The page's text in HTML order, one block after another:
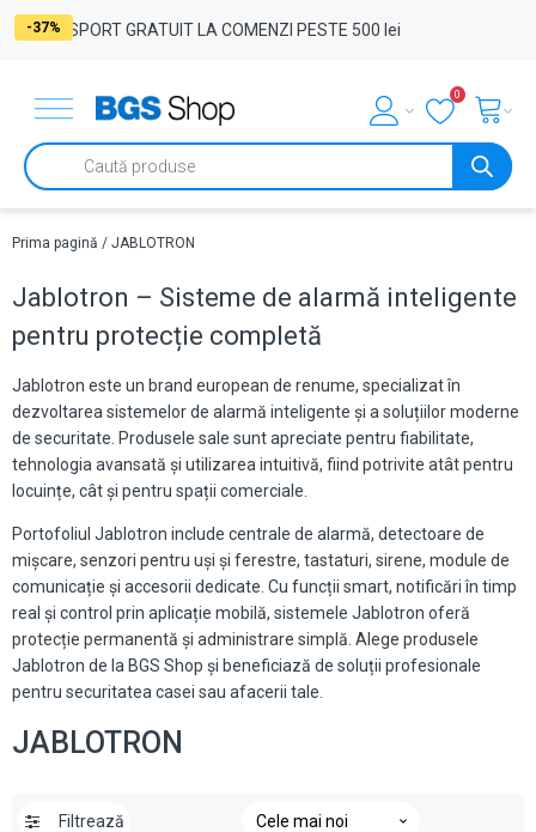
TRANSPORT GRATUIT LA COMENZI PESTE 500 lei
0
Products
search
Prima pagină / JABLOTRON
Jablotron – Sisteme de alarmă inteligente
pentru protecție completă
Jablotron este un brand european de renume, specializat în
dezvoltarea sistemelor de alarmă inteligente și a soluțiilor moderne
de securitate. Produsele sale sunt apreciate pentru fiabilitate,
tehnologia avansată și utilizarea intuitivă, fiind potrivite atât pentru
locuințe, cât și pentru spații comerciale.
Portofoliul Jablotron include centrale de alarmă, detectoare de
mișcare, senzori pentru uși și ferestre, tastaturi, sirene, module de
comunicație și accesorii dedicate. Cu funcții smart, notificări în timp
real și control prin aplicație mobilă, sistemele Jablotron oferă
protecție permanentă și administrare simplă. Alege produsele
Jablotron de la BGS Shop și beneficiază de soluții profesionale
pentru securitatea casei sau afacerii tale.
JABLOTRON
Filtrează
-37%